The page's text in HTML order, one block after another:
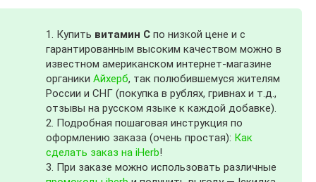
1. Купить витамин C по низкой цене и с
гарантированным высоким качеством можно в
известном американском интернет-магазине
органики Айхерб, так полюбившемуся жителям
России и СНГ (покупка в рублях, гривнах и т.д.,
отзывы на русском языке к каждой добавке).
2. Подробная пошаговая инструкция по
оформлению заказа (очень простая): Как
сделать заказ на iHerb!
3. При заказе можно использовать различные